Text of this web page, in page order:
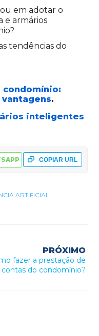
em adotar o
e armários
tendências do
condomínio:
.
inteligentes
COPIAR URL
ARTIFICIAL
PRÓXIMO
fazer a prestação de
contas do condomínio?